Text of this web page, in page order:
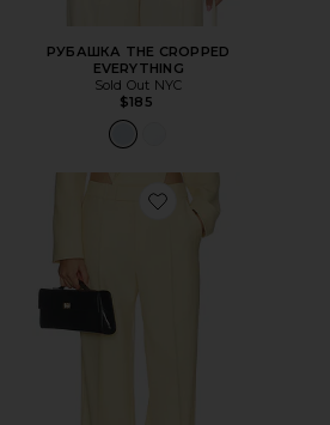
РУБАШКА THE CROPPED
EVERYTHING
Sold Out NYC
$185
Favorite БРЮКИ ROWLEY